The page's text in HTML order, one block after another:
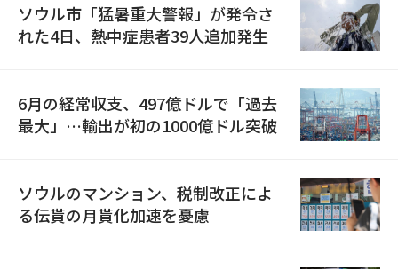
ソウル市「猛暑重大警報」が発令さ
れた4日、熱中症患者39人追加発生
6月の経常収支、497億ドルで「過去
最大」…輸出が初の1000億ドル突破
ソウルのマンション、税制改正によ
る伝貰の月貰化加速を憂慮